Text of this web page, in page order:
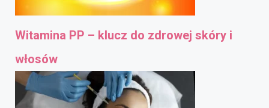
Witamina PP – klucz do zdrowej skóry i
włosów